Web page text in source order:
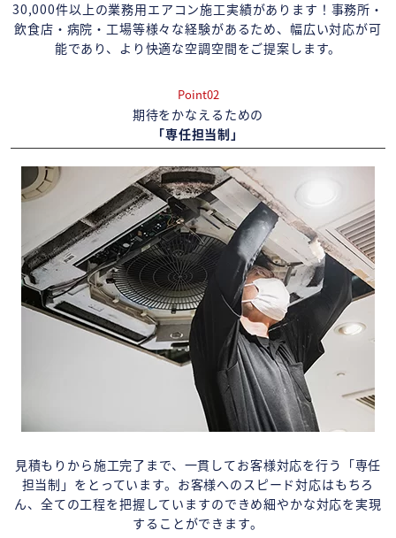
30,000件以上の業務用エアコン施工実績があります！事務所・
飲食店・病院・工場等様々な経験があるため、幅広い対応が可
能であり、より快適な空調空間をご提案します。
Point02
期待をかなえるための
「専任担当制」
見積もりから施工完了まで、一貫してお客様対応を行う「専任
担当制」をとっています。お客様へのスピード対応はもちろ
ん、全ての工程を把握していますのできめ細やかな対応を実現
することができます。